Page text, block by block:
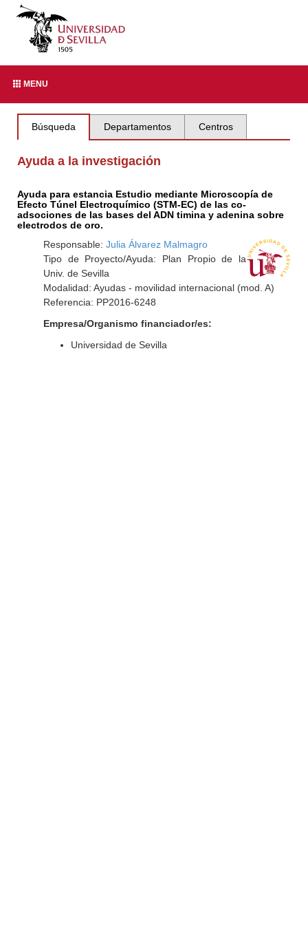
MENU
Búsqueda Departamentos Centros
Ayuda a la investigación
Ayuda para estancia Estudio mediante Microscopía de
Efecto Túnel Electroquímico (STM-EC) de las co-
adsociones de las bases del ADN timina y adenina sobre
electrodos de oro.
Responsable: Julia Álvarez Malmagro
Tipo de Proyecto/Ayuda: Plan Propio de la
Univ. de Sevilla
Modalidad: Ayudas - movilidad internacional (mod. A)
Referencia: PP2016-6248
Empresa/Organismo financiador/es:
Universidad de Sevilla